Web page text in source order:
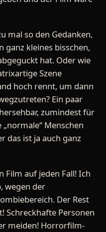
mal so den Gedanken,
ganz kleines bisschen,
hat. Oder wie
Szene
hoch rennt, um dann
Ein paar
zumindest für
Menschen
das ist ja auch ganz
Film auf jeden Fall! Ich
wegen der
Der Rest
Schreckhafte Personen
meiden! Horrorfilm-